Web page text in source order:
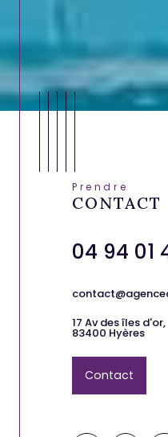
Prendre
CONTACT
04 94 01
17 Av des îles d'or,
83400 Hyères
Contact